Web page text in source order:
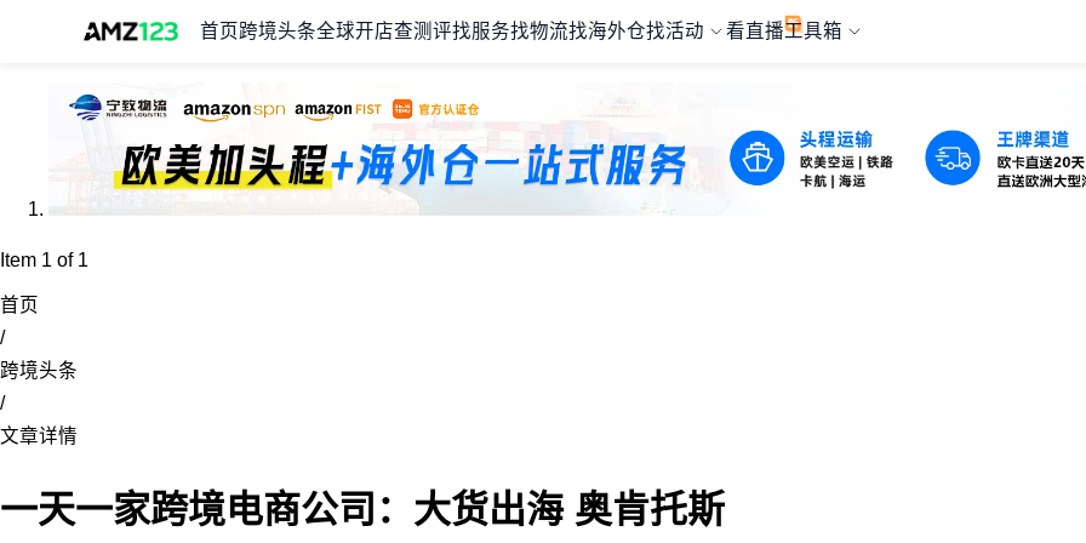
首页 跨境头条全球开店查测评找服务找物流找海外仓找活动 看直播工具箱
Item 1 of 1
首页
/
跨境头条
/
文章详情
一天一家跨境电商公司：大货出海 奥肯托斯